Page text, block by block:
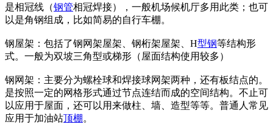
是相冠线（钢管相冠焊接），一般机场候机厅多用此类；也可
以是角钢组成，比如简易的自行车棚。
钢屋架：包括了钢网架屋架、钢桁架屋架、H型钢等结构形
式。一般为双坡三角型或梯形（屋面结构使用较多）
钢网架：主要分为螺栓球和焊接球网架两种，还有板结点的。
是按照一定的网格形式通过节点连结而成的空间结构。不止可
以应用于屋面，还可以用来做柱、墙、造型等等。普通人常见
应用于加油站顶棚 。